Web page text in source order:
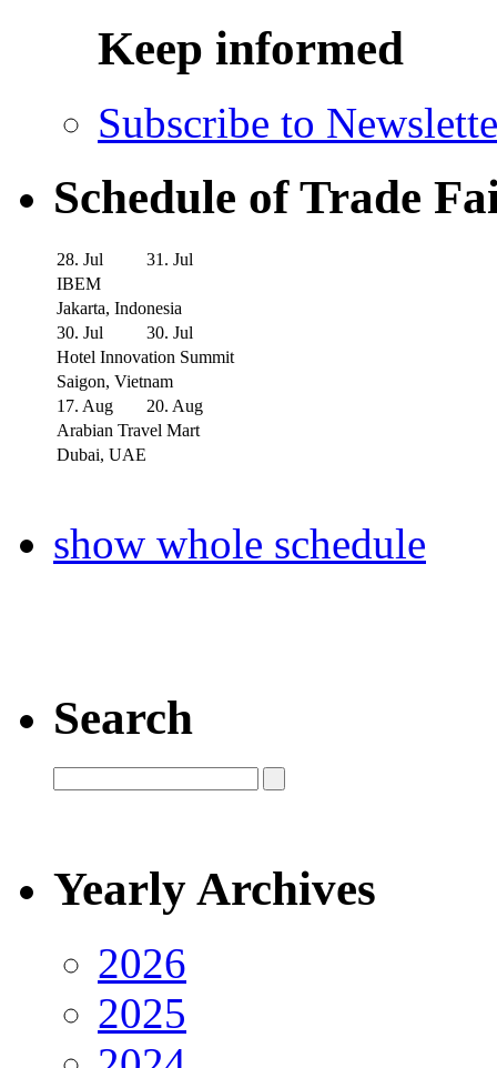
Keep informed
Subscribe to
Schedule of Trade
28. Jul
31. Jul
IBEM
Jakarta, Indonesia
30. Jul
30. Jul
Hotel Innovation Summit
Saigon, Vietnam
17. Aug
20. Aug
Arabian Travel Mart
Dubai, UAE
show whole schedule
Search
Yearly Archives
2026
2025